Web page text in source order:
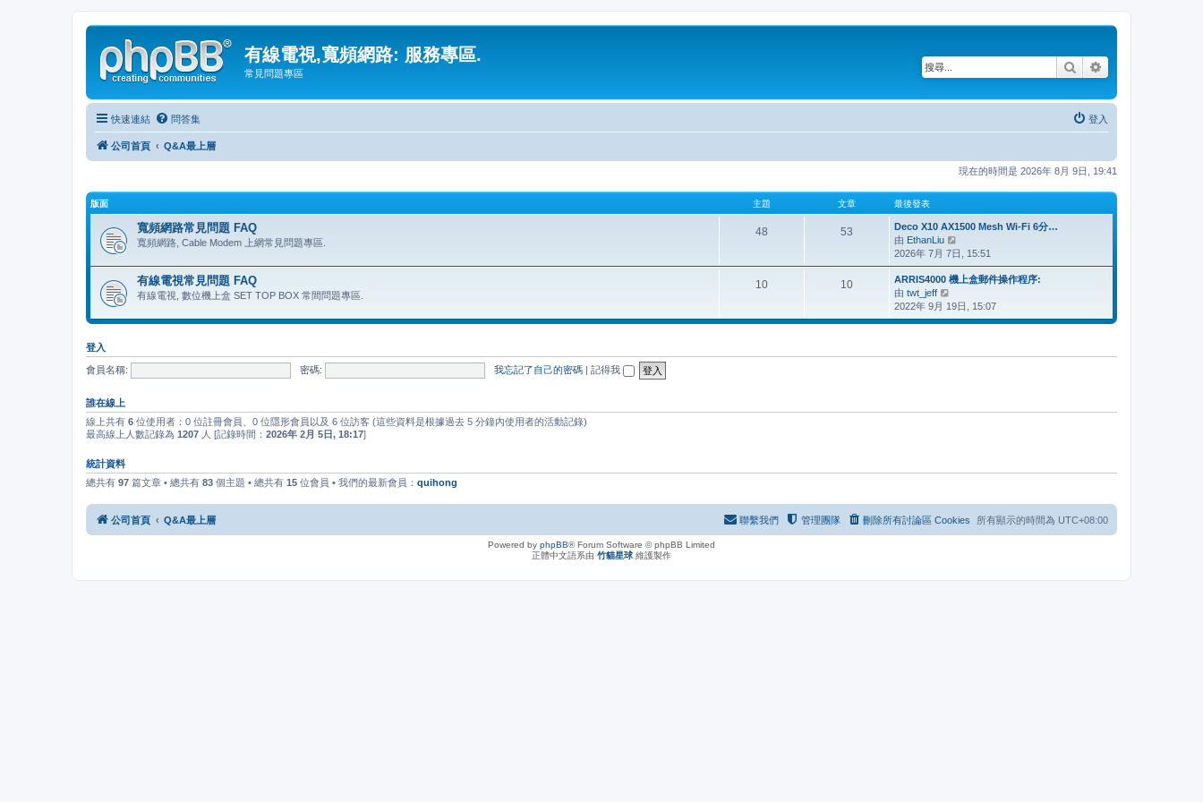
有線電視,寬頻網路: 服務專區.
常見問題專區 搜尋
快速連結 問答集 登入
公司首頁 Q&A最上層
現在的時間是 2026年 8月 9日, 19:41
版面 主題 文章 最後發表
寬頻網路常見問題 FAQ
寬頻網路, Cable Modem 上網常見問題專區.
48 53
Deco X10 AX1500 Mesh Wi-Fi 6分…
由 EthanLiu
視
最
後
表
2026年 7月 7日, 15:51
有線電視常見問題 FAQ
有線電視, 數位機上盒 SET TOP BOX 常間問題專區.
10 10
ARRIS4000 機上盒郵件操作程序:
由 twt_jeff
視
最
表
2022年 9月 19日, 15:07
登入
會員名稱: 密碼: 我忘記了自己的密碼 | 記得我
誰在線上
線上共有 6 位使用者：0 位註冊會員、0 位隱形會員以及 6 位訪客 (這些資料是根據過去 5 分鐘內使用者的活動記錄)
最高線上人數記錄為 1207 人 [記錄時間： 2026年 2月 5日, 18:17]
統計資料
總共有 97 篇文章 • 總共有 83 個主題 • 總共有 15 位會員 • 我們的最新會員： quihong
公司首頁 Q&A最上層 所有顯示的時間為 UTC+08:00
刪除所有討論區 Cookies
管理團隊
聯繫我們
Powered by phpBB® Forum Software © phpBB Limited
正體中文語系由 竹貓星球 維護製作